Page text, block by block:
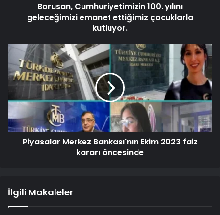
Borusan, Cumhuriyetimizin 100. yılını
geleceğimizi emanet ettiğimiz çocuklarla
kutluyor.
Piyasalar Merkez Bankası'nın Ekim 2023 faiz
kararı öncesinde
İlgili Makaleler